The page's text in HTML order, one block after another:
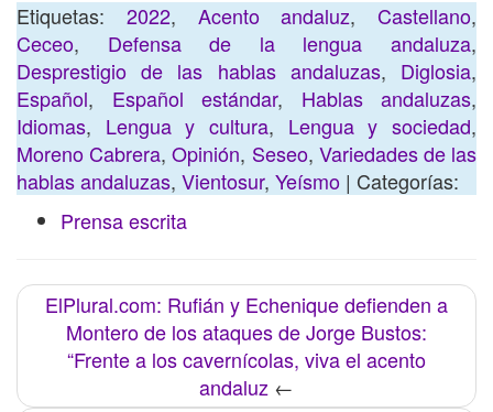
Etiquetas: 2022, Acento andaluz, Castellano,
Ceceo, Defensa de la lengua andaluza,
Desprestigio de las hablas andaluzas, Diglosia,
Español, Español estándar, Hablas andaluzas,
Idiomas, Lengua y cultura, Lengua y sociedad,
Moreno Cabrera,Opinión, Seseo, Variedades de las
hablas andaluzas, Vientosur, Yeísmo | Categorías:
Prensa escrita
ElPlural.com: Rufián y Echenique defienden a
Montero de los ataques de Jorge Bustos:
“Frente a los cavernícolas, viva el acento
andaluz ←